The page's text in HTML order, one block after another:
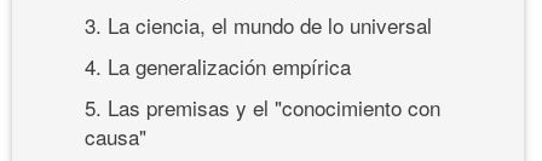
3. La ciencia, el mundo de lo universal
4. La generalización empírica
5. Las premisas y el "conocimiento con
causa"